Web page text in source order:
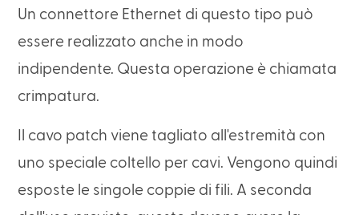
Un connettore Ethernet di questo tipo può
essere realizzato anche in modo
indipendente. Questa operazione è chiamata
crimpatura.
Il cavo patch viene tagliato all'estremità con
uno speciale coltello per cavi. Vengono quindi
esposte le singole coppie di fili. A seconda